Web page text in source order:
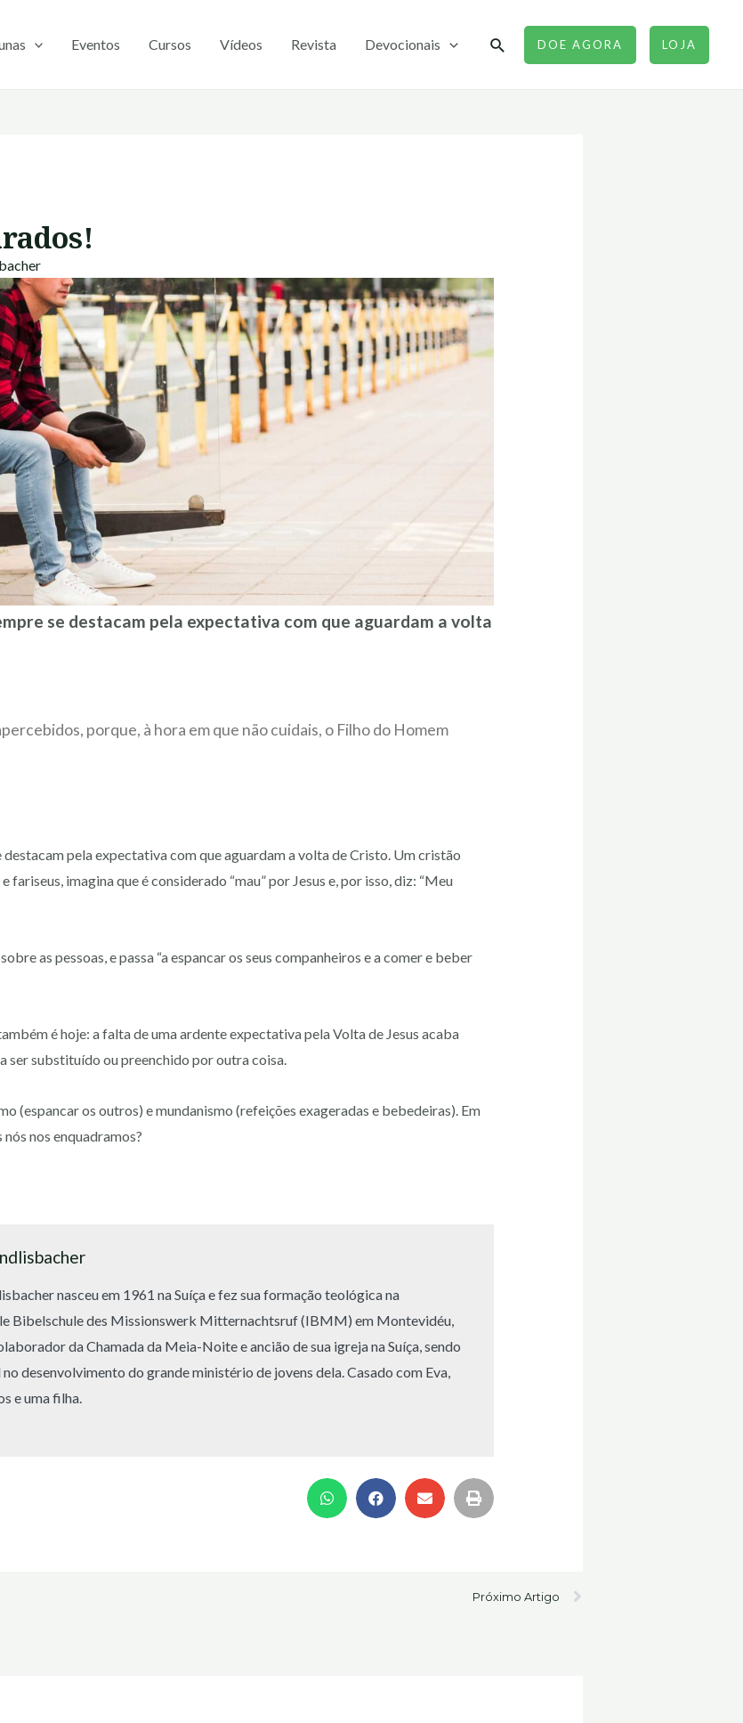
Eventos Cursos Vídeos Revista Devocionais PesquisarDOE AGORA LOJA
se destacam pela expectativa com que aguardam a volta
porque, à hora em que não cuidais, o Filho do Homem
pela expectativa com que aguardam a volta de Cristo. Um cristão
fariseus, imagina que é considerado “mau” por Jesus e, por isso, diz: “Meu
as pessoas, e passa “a espancar os seus companheiros e a comer e beber
é hoje: a falta de uma ardente expectativa pela Volta de Jesus acaba
ser substituído ou preenchido por outra coisa.
(espancar os outros) e mundanismo (refeições exageradas e bebedeiras). Em
nos enquadramos?
nasceu em 1961 na Suíça e fez sua formação teológica na
Bibelschule des Missionswerk Mitternachtsruf (IBMM) em Montevidéu,
da Chamada da Meia-Noite e ancião de sua igreja na Suíça, sendo
desenvolvimento do grande ministério de jovens dela. Casado com Eva,
e uma filha.
Próximo Artigo